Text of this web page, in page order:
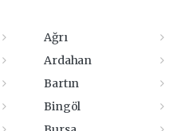
Ağrı
Ardahan
Bartın
Bingöl